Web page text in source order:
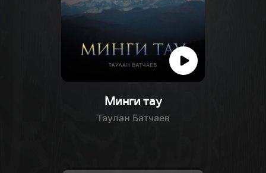
Минги тау
Таулан Батчаев